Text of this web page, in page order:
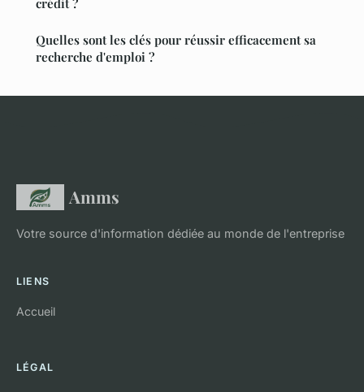
crédit ?
Quelles sont les clés pour réussir efficacement sa
recherche d'emploi ?
Amms
Votre source d'information dédiée au monde de l'entreprise
LIENS
Accueil
LÉGAL